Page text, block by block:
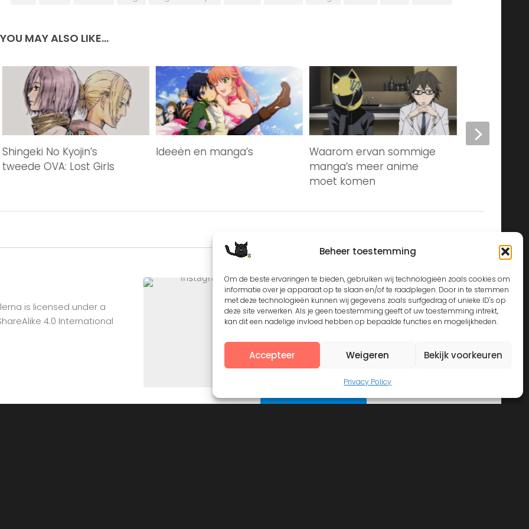
Beheer toestemming
Om de beste ervaringen te bieden, gebruiken wij technologieën zoals cookies om
informatie over je apparaat op te slaan en/of te raadplegen. Door in te stemmen
met deze technologieën kunnen wij gegevens zoals surfgedrag of unieke ID's op
deze site verwerken. Als je geen toestemming geeft of uw toestemming intrekt,
kan dit een nadelige invloed hebben op bepaalde functies en mogelijkheden.
Accepteer Weigeren Bekijk voorkeuren
Privacy Policy
YOU MAY ALSO LIKE...
Ideeën en manga’s
Waarom ervan sommige
manga’s meer anime
moet komen
Shingeki No Kyojin’s
tweede OVA: Lost Girls
is licensed under a
4.0 International
View on Instagram